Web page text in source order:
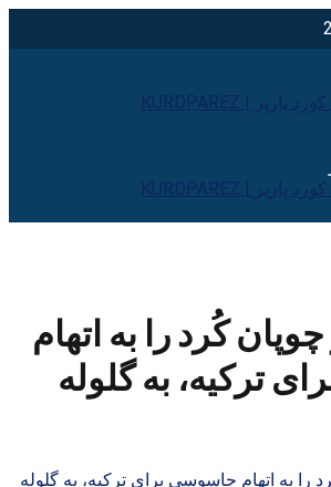
کُرد را به اتهام
ترکیه، به گلوله